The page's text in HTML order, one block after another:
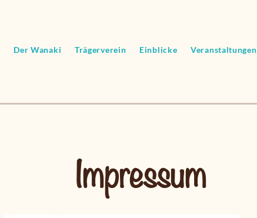
Der Wanaki Trägerverein Einblicke Veranstaltungen
Impressum